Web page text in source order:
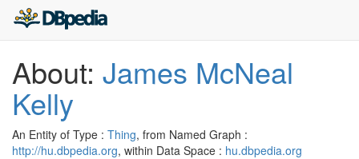
About: James McNeal
Kelly
An Entity of Type : Thing, from Named Graph :
http://hu.dbpedia.org, within Data Space : hu.dbpedia.org